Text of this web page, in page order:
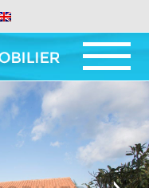
AND
WIDGETS